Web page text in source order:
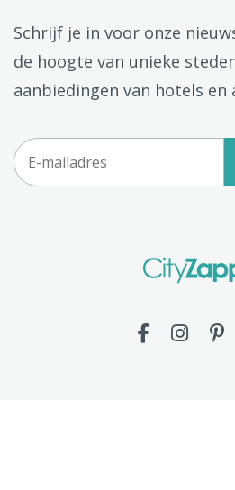
Schrijf je in voor onze
de hoogte van unieke
aanbiedingen van hotels en